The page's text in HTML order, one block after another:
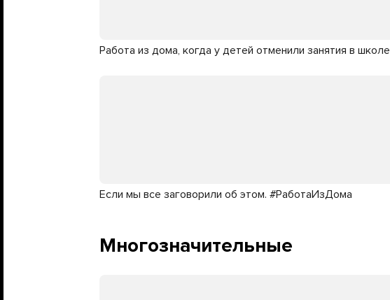
Работа из дома, когда у детей отменили занятия в школе
Если мы все заговорили об этом. #РаботаИзДома
Многозначительные